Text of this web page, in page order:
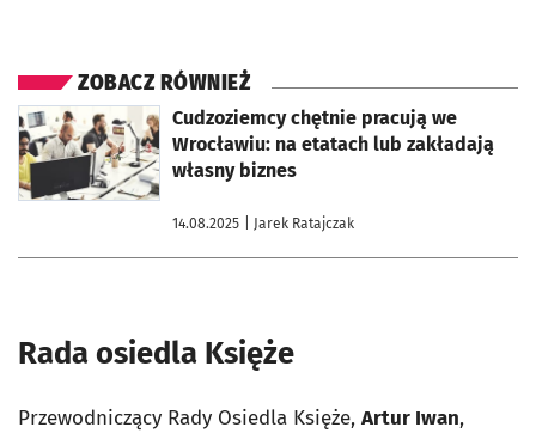
ZOBACZ RÓWNIEŻ
Cudzoziemcy chętnie pracują we
Wrocławiu: na etatach lub zakładają
własny biznes
14.08.2025 | Jarek Ratajczak
otworzy się w nowej karcie
Rada osiedla Księże
Przewodniczący Rady Osiedla Księże, Artur Iwan,